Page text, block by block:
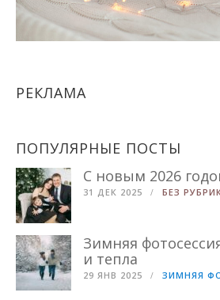
РЕКЛАМА
ПОПУЛЯРНЫЕ ПОСТЫ
С новым 2026
31 ДЕК 2025 БЕЗ
Зимняя
и тепла
29 ЯНВ 2025 ЗИМНЯЯ